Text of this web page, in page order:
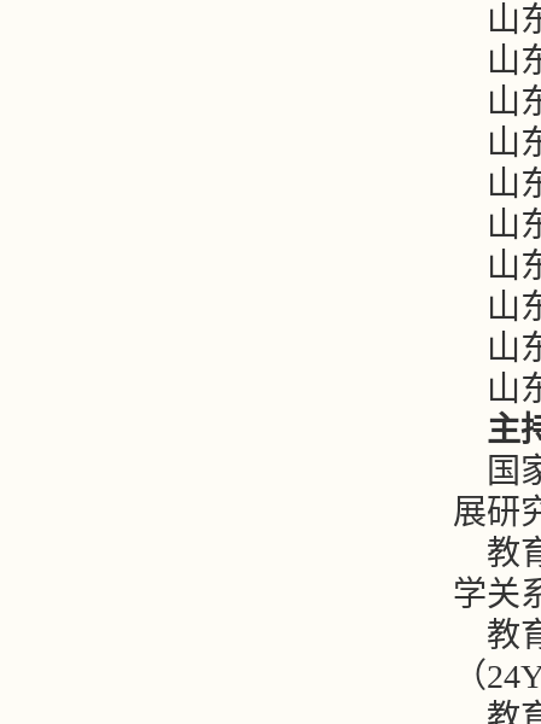
山
山
山
山
山
山
山
山
山
山
主
国
展研
教
学关
教
（